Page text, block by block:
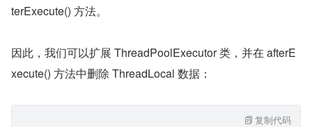
terExecute() 方法。
因此，我们可以扩展 ThreadPoolExecutor 类，并在 afterE
xecute() 方法中删除 ThreadLocal 数据：
复制代码